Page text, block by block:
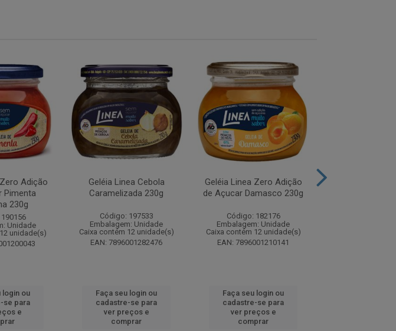
Adição
Pimenta
230g
Unidade
unidade(s)
login ou
se para
e
Geléia Linea Cebola
Caramelizada 230g
Código: 197533
Embalagem: Unidade
Caixa contém 12 unidade(s)
EAN: 7896001282476
Faça seu login ou
cadastre-se para
ver preços e
comprar
Geléia Linea Zero Adição
de Açucar Damasco 230g
Código: 182176
Embalagem: Unidade
Caixa contém 12 unidade(s)
EAN: 7896001210141
Faça seu login ou
cadastre-se para
ver preços e
comprar